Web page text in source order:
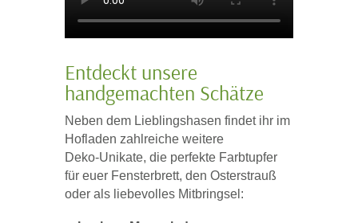
Entdeckt unsere
handgemachten Schätze
Neben dem Lieblingshasen findet ihr im
Hofladen zahlreiche weitere
Deko‑Unikate, die perfekte Farbtupfer
für euer Fensterbrett, den Osterstrauß
oder als liebevolles Mitbringsel: